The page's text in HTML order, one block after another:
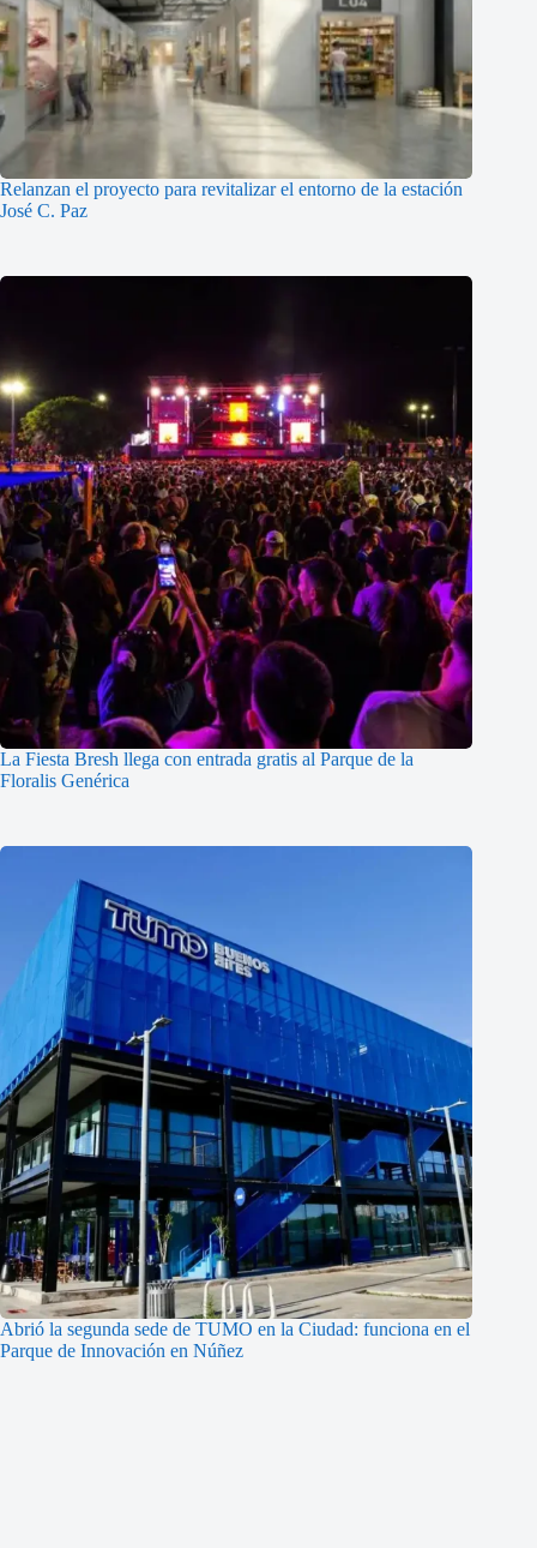
Relanzan el proyecto para revitalizar el entorno de la estación
José C. Paz
La Fiesta Bresh llega con entrada gratis al Parque de la
Floralis Genérica
Abrió la segunda sede de TUMO en la Ciudad: funciona en el
Parque de Innovación en Núñez